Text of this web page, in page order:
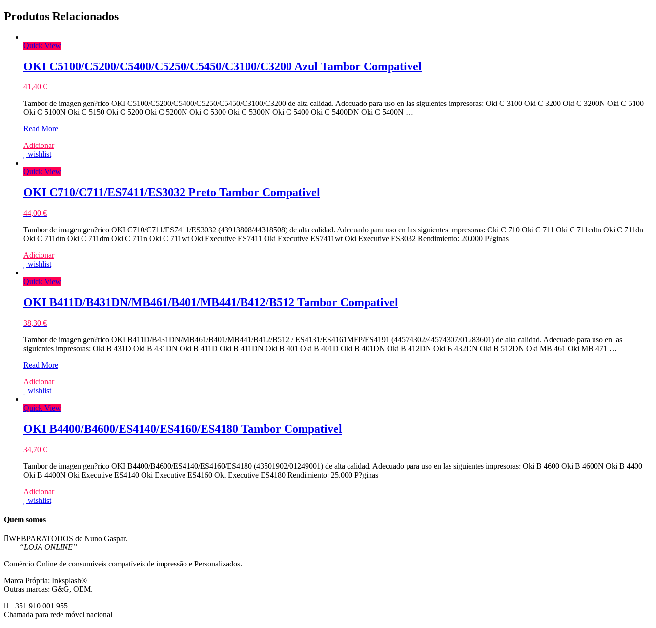
Produtos Relacionados
Quick View
OKI C5100/C5200/C5400/C5250/C5450/C3100/C3200 Azul Tambor Compativel
41,40 €
Tambor de imagen gen?rico OKI C5100/C5200/C5400/C5250/C5450/C3100/C3200 de alta calidad. Adecuado para uso en las siguientes impresoras: Oki C 3100 Oki C 3200 Oki C 3200N Oki C 5100
Oki C 5100N Oki C 5150 Oki C 5200 Oki C 5200N Oki C 5300 Oki C 5300N Oki C 5400 Oki C 5400DN Oki C 5400N …
OKI
Azul
Tambor
Read More
Adicionar
wishlist
Quick View
OKI C710/C711/ES7411/ES3032 Preto Tambor Compativel
44,00 €
Tambor de imagen gen?rico OKI C710/C711/ES7411/ES3032 (43913808/44318508) de alta calidad. Adecuado para uso en las siguientes impresoras: Oki C 710 Oki C 711 Oki C 711cdtn Oki C 711dn
Oki C 711dtn Oki C 711dm Oki C 711n Oki C 711wt Oki Executive ES7411 Oki Executive ES7411wt Oki Executive ES3032 Rendimiento: 20.000 P?ginas
Adicionar
wishlist
Quick View
OKI B411D/B431DN/MB461/B401/MB441/B412/B512 Tambor Compativel
38,30 €
Tambor de imagen gen?rico OKI B411D/B431DN/MB461/B401/MB441/B412/B512 / ES4131/ES4161MFP/ES4191 (44574302/44574307/01283601) de alta calidad. Adecuado para uso en las
siguientes impresoras: Oki B 431D Oki B 431DN Oki B 411D Oki B 411DN Oki B 401 Oki B 401D Oki B 401DN Oki B 412DN Oki B 432DN Oki B 512DN Oki MB 461 Oki MB 471 …
OKI
Tambor
Compativel
Read More
Adicionar
wishlist
Quick View
OKI B4400/B4600/ES4140/ES4160/ES4180 Tambor Compativel
34,70 €
Tambor de imagen gen?rico OKI B4400/B4600/ES4140/ES4160/ES4180 (43501902/01249001) de alta calidad. Adecuado para uso en las siguientes impresoras: Oki B 4600 Oki B 4600N Oki B 4400
Oki B 4400N Oki Executive ES4140 Oki Executive ES4160 Oki Executive ES4180 Rendimiento: 25.000 P?ginas
Adicionar
wishlist
Quem somos
WEBPARATODOS de Nuno Gaspar.
“LOJA ONLINE”
Comércio Online de consumíveis compatíveis de impressão e Personalizados.
Marca Própria: Inksplash®
Outras marcas: G&G, OEM.
+351 910 001 955
Chamada para rede móvel nacional